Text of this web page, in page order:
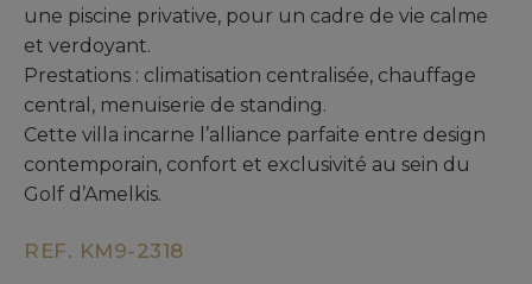
une piscine privative, pour un cadre de vie calme
et verdoyant.
Prestations : climatisation centralisée, chauffage
central, menuiserie de standing.
Cette villa incarne l’alliance parfaite entre design
contemporain, confort et exclusivité au sein du
Golf d’Amelkis.
REF. KM9-2318